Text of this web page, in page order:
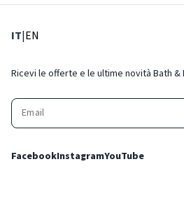
IT: Lingua corrente
|EN
Ricevi le offerte e le ultime novità Bath &
FacebookInstagramYouTube